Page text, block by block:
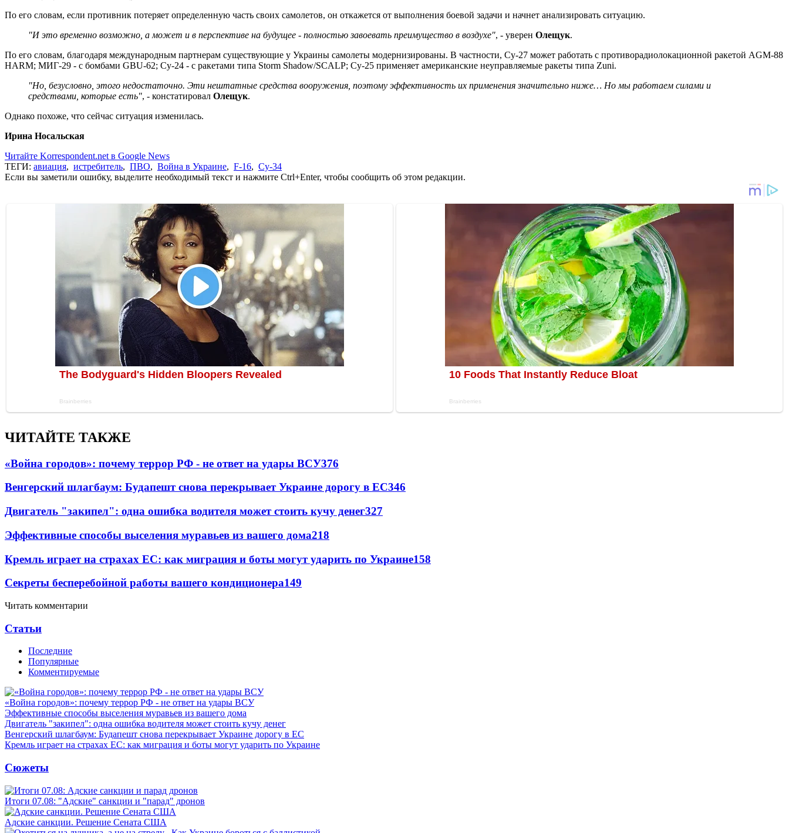
По его словам, если противник потеряет определенную часть своих самолетов, он откажется от выполнения боевой задачи и начнет анализировать ситуацию.
"И это временно возможно, а может и в перспективе на будущее - полностью завоевать преимущество в воздухе", - уверен Олещук.
По его словам, благодаря международным партнерам существующие у Украины самолеты модернизированы. В частности, Су-27 может работать с противорадиолокационной ракетой AGM-88
HARM; МИГ-29 - с бомбами GBU-62; Су-24 - с ракетами типа Storm Shadow/SCALP; Су-25 применяет американские неуправляемые ракеты типа Zuni.
"Но, безусловно, этого недостаточно. Эти нештатные средства вооружения, поэтому эффективность их применения значительно ниже… Но мы работаем силами и
средствами, которые есть", - констатировал Олещук.
Однако похоже, что сейчас ситуация изменилась.
Ирина Носальская
Читайте Korrespondent.net в Google News
ТЕГИ: авиация, истребитель, ПВО, Война в Украине, F-16, Су-34
Если вы заметили ошибку, выделите необходимый текст и нажмите Ctrl+Enter, чтобы сообщить об этом редакции.
ЧИТАЙТЕ ТАКЖЕ
«Война городов»: почему террор РФ - не ответ на удары ВСУ376
Венгерский шлагбаум: Будапешт снова перекрывает Украине дорогу в ЕС346
Двигатель "закипел": одна ошибка водителя может стоить кучу денег327
Эффективные способы выселения муравьев из вашего дома218
Кремль играет на страхах ЕС: как миграция и боты могут ударить по Украине158
Секреты бесперебойной работы вашего кондиционера149
Читать комментарии
Статьи
Последние
Популярные
Комментируемые
«Война городов»: почему террор РФ - не ответ на удары ВСУ
Эффективные способы выселения муравьев из вашего дома
Двигатель "закипел": одна ошибка водителя может стоить кучу денег
Венгерский шлагбаум: Будапешт снова перекрывает Украине дорогу в ЕС
Кремль играет на страхах ЕС: как миграция и боты могут ударить по Украине
Сюжеты
Итоги 07.08: "Адские" санкции и "парад" дронов
Адские санкции. Решение Сената США